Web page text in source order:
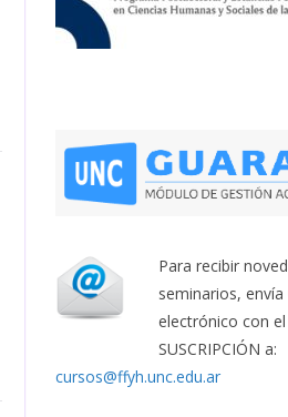
Para recibir
seminarios,
electrónico con
SUSCRIPCIÓN a:
cursos@ffyh.unc.edu.ar